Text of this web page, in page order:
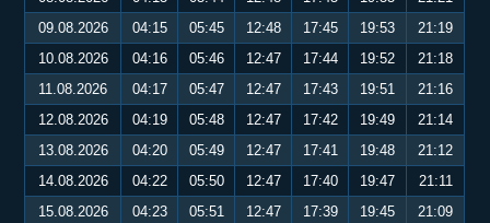
09.08.2026
04:15 05:45 12:48 17:45 19:53
21:19
10.08.2026
04:16 05:46 12:47 17:44 19:52
21:18
11.08.2026
04:17 05:47 12:47 17:43 19:51
21:16
12.08.2026
04:19 05:48 12:47 17:42 19:49
21:14
13.08.2026
04:20 05:49 12:47 17:41 19:48
21:12
14.08.2026
04:22 05:50 12:47 17:40 19:47
21:11
15.08.2026
04:23 05:51 12:47 17:39 19:45 21:09